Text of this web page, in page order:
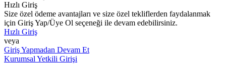
Hızlı Giriş
Size özel ödeme avantajları ve size özel tekliflerden faydalanmak
için Giriş Yap/Üye Ol seçeneği ile devam edebilirsiniz.
Hızlı Giriş
veya
Giriş Yapmadan Devam Et
Kurumsal Yetkili Girişi